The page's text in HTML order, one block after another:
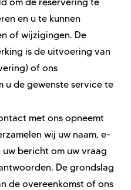
en u te kunnen
of wijzigingen. De
is de uitvoering van
of ons
de gewenste service te
met ons opneemt
wij uw naam, e-
bericht om uw vraag
De grondslag
de overeenkomst of ons